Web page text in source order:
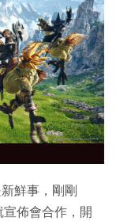
鮮事，剛剛
佈會合作，開